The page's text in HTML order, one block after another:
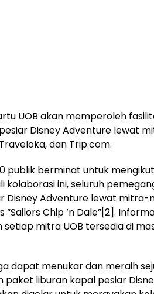
UOB akan memperoleh
Disney Adventure lewat
dan Trip.com.
publik berminat untuk
kolaborasi ini, seluruh
Disney Adventure lewat mitra-
Chip ‘n Dale”[2].
mitra UOB tersedia di
dapat menukar dan meraih
paket liburan kapal pesiar